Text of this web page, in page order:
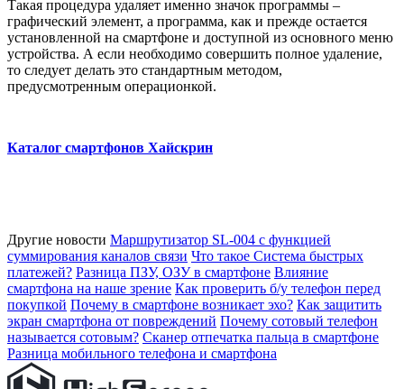
Такая процедура удаляет именно значок программы –
графический элемент, а программа, как и прежде остается
установленной на смартфоне и доступной из основного меню
устройства. А если необходимо совершить полное удаление,
то следует делать это стандартным методом,
предусмотренным операционкой.
Каталог смартфонов Хайскрин
Другие новости Маршрутизатор SL-004 с функцией
суммирования каналов связи Что такое Система быстрых
платежей? Разница ПЗУ, ОЗУ в смартфоне Влияние
смартфона на наше зрение Как проверить б/у телефон перед
покупкой Почему в смартфоне возникает эхо? Как защитить
экран смартфона от повреждений Почему сотовый телефон
называется сотовым? Сканер отпечатка пальца в смартфоне
Разница мобильного телефона и смартфона